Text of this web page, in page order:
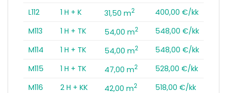
L112
1 H + K 31,50 m2
400,00 €/kk
M113
1 H + TK 54,00 m2
548,00 €/kk
M114
1 H + TK 54,00 m2
548,00 €/kk
M115
1 H + TK 47,00 m2
528,00 €/kk
M116
2 H + KK 42,00 m2
518,00 €/kk